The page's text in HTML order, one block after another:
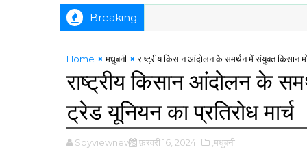
Breaking
Home मधुबनी राष्ट्रीय किसान आंदोलन के समर्थन में संयुक्त किसान
राष्ट्रीय किसान आंदोलन के
ट्रेड यूनियन का प्रतिरोध मार्च
Spyviewnews फ़रवरी 16, 2024 ,मधुबनी